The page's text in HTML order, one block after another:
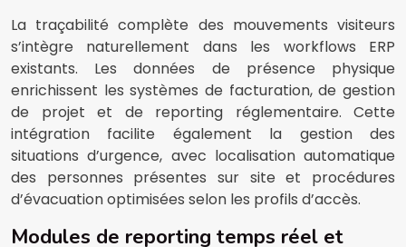
La traçabilité complète des mouvements visiteurs
s’intègre naturellement dans les workflows ERP
existants. Les données de présence physique
enrichissent les systèmes de facturation, de gestion
de projet et de reporting réglementaire. Cette
intégration facilite également la gestion des
situations d’urgence, avec localisation automatique
des personnes présentes sur site et procédures
d’évacuation optimisées selon les profils d’accès.
Modules de reporting temps réel et